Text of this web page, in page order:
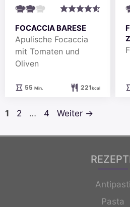
FOCACCIA BARESE
Apulische Focaccia
mit Tomaten und
Oliven
55Minuten
Min. 221kcal
Seite
1 Seite
2 … Seite
4 Weiter →
Antipasti
Pasta